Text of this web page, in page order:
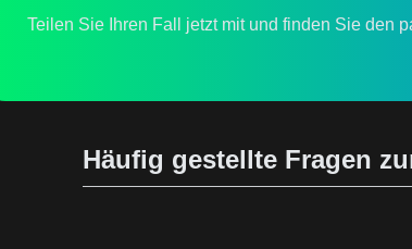
Teilen Sie Ihren Fall jetzt mit und finden Sie den
Häufig gestellte Fragen